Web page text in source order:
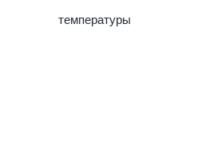
температуры